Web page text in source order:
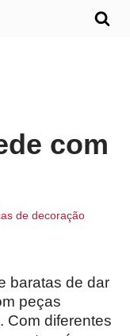
com
de decoração
baratas de dar
peças
Com diferentes